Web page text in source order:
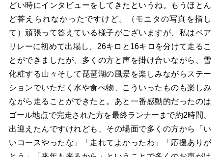
どい時にインタビューをしてきたというね。もうほとん
ど答えられなかったですけど。（モニタの写真を指し
て）頑張って答えている様子がございますが、私はペア
リレーに初めて出場し、26キロと16キロを分けて走るこ
とができましたが、多くの方と声を掛け合いながら、雪
化粧する山々そして琵琶湖の風景を楽しみながらステー
ションでいただく水や食べ物、こういったものも楽しみ
ながら走ることができたと。あと一番感動的だったのは
ゴール地点で完走された方を最終ランナーまで約2時間、
出迎えたんですけれども、その場面で多くの方から「い
いコースやったな」「走れてよかったわ」「応援ありが